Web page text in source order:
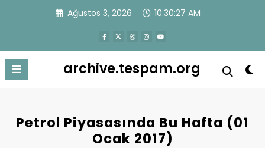
Ağustos 3, 2026 10:30:28 AM
archive.tespam.org
Petrol Piyasasında Bu Hafta (01
Ocak 2017)